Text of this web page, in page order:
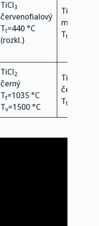
TiCl3
červenofialový
Tt=440 °C
(rozkl.)
TiBr
Tt
TiCl2
černý
Tt=1035 °C
Tv=1500 °C
TiBr
černý
Tt